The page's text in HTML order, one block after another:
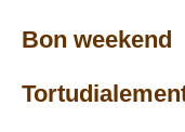
Bon weekend